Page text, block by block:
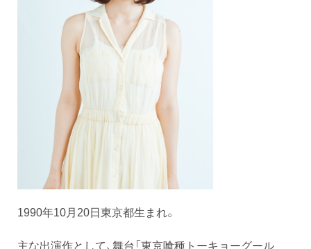
1990年10月20日東京都生まれ。
主な出演作として、舞台「東京喰種トーキョーグール